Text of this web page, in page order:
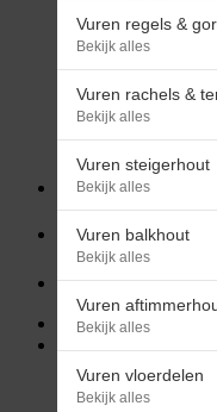
Geen
Terug naar
Login / Registreren
Vuren regels &
Bekijk alles
Vuren rachels &
Bekijk alles
Vuren steigerhout
Bekijk alles
Vuren balkhout
Bekijk alles
Vuren
Bekijk alles
Vuren vloerdelen
Bekijk alles